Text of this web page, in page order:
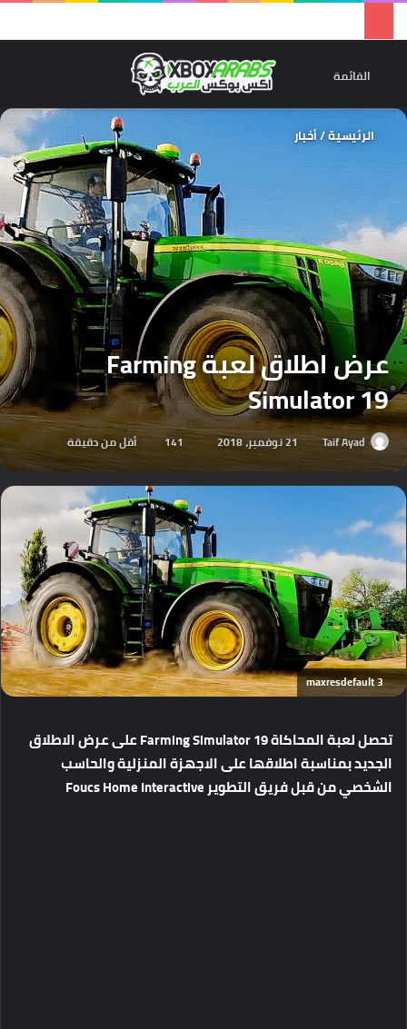
القائمة
الرئيسية/أخبار
عرض اطلاق لعبة Farming
Simulator 19
Taif Ayad 21 نوفمبر، 2018 141 أقل من دقيقة
maxresdefault 3
تحصل لعبة المحاكاة Farming Simulator 19 على عرض الاطلاق
الجديد بمناسبة اطلاقها على الاجهزة المنزلية والحاسب
الشخصي من قبل فريق التطوير Foucs Home Interactive